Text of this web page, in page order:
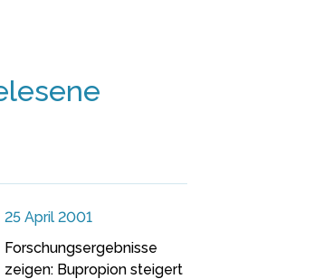
25 April 2001
Forschungsergebnisse
zeigen: Bupropion steigert